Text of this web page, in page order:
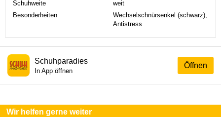
Schuhweite
weit
Besonderheiten
Wechselschnürsenkel (schwarz),
Antistress
Öffnen
Schuhparadies
In App öffnen
Wir helfen gerne weiter